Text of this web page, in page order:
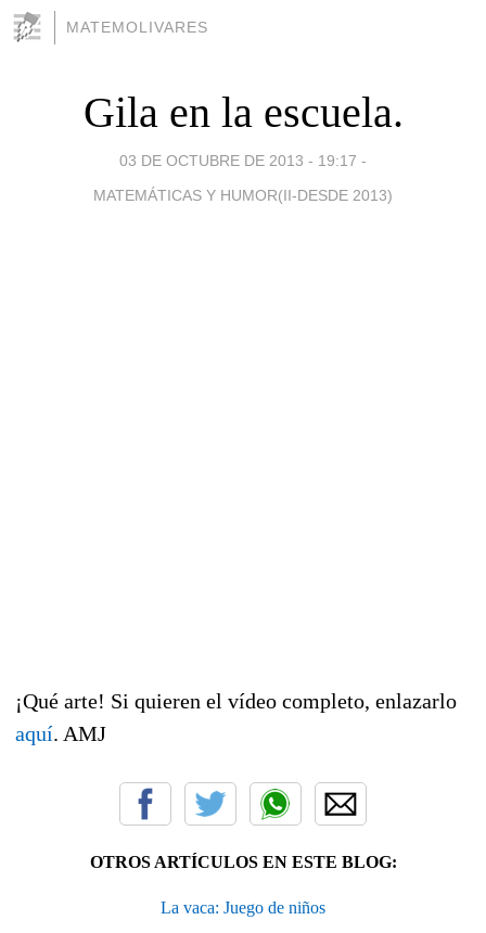
MATEMOLIVARES
Gila en la escuela.
03 DE OCTUBRE DE 2013 - 19:17 -
MATEMÁTICAS Y HUMOR(II-DESDE 2013)
¡Qué arte! Si quieren el vídeo completo, enlazarlo
aquí. AMJ
OTROS ARTÍCULOS EN ESTE BLOG:
La vaca: Juego de niños